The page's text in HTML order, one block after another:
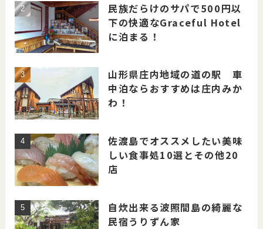
民族だらけのサパで500円以
下の快適なGraceful Hotel
に泊まる！
山形県庄内地域の道の駅 車
中泊ならおすすめは庄内みか
わ！
佐渡島でオススメしたい美味
しい食事処10選とその他20
店
自炊出来る波照間島の綺麗な
民宿うりずん家